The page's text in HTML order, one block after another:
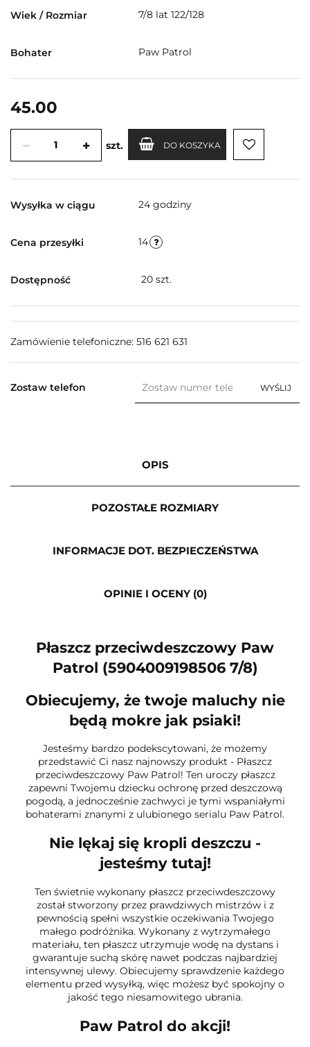
Wiek / Rozmiar 7/8 lat 122/128
Bohater Paw Patrol
45.00
szt. DO KOSZYKA
Wysyłka w ciągu 24 godziny
Cena przesyłki 14
Dostępność 20 szt.
Zamówienie telefoniczne: 516 621 631
Zostaw telefon WYŚLIJ
OPIS
POZOSTAŁE ROZMIARY
INFORMACJE DOT. BEZPIECZEŃSTWA
OPINIE I OCENY (0)
Płaszcz przeciwdeszczowy Paw
Patrol (5904009198506 7/8)
Obiecujemy, że twoje maluchy nie
będą mokre jak psiaki!
Jesteśmy bardzo podekscytowani, że możemy
przedstawić Ci nasz najnowszy produkt - Płaszcz
przeciwdeszczowy Paw Patrol! Ten uroczy płaszcz
zapewni Twojemu dziecku ochronę przed deszczową
pogodą, a jednocześnie zachwyci je tymi wspaniałymi
bohaterami znanymi z ulubionego serialu Paw Patrol.
Nie lękaj się kropli deszczu -
jesteśmy tutaj!
Ten świetnie wykonany płaszcz przeciwdeszczowy
został stworzony przez prawdziwych mistrzów i z
pewnością spełni wszystkie oczekiwania Twojego
małego podróżnika. Wykonany z wytrzymałego
materiału, ten płaszcz utrzymuje wodę na dystans i
gwarantuje suchą skórę nawet podczas najbardziej
intensywnej ulewy. Obiecujemy sprawdzenie każdego
elementu przed wysyłką, więc możesz być spokojny o
jakość tego niesamowitego ubrania.
Paw Patrol do akcji!